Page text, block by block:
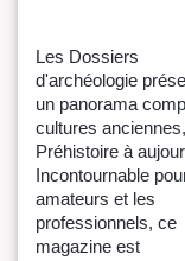
Les Dossiers
d'archéologie
un panorama
cultures
Préhistoire à
Incontournable
amateurs et les
professionnels, ce
magazine est